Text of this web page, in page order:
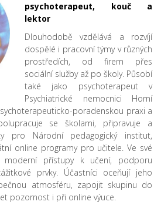
psychoterapeut, kouč a
lektor
Dlouhodobě vzdělává a rozvíjí
dospělé i pracovní týmy v různých
prostředích, od firem přes
sociální služby až po školy. Působí
také jako psychoterapeut v
Psychiatrické nemocnici Horní
poradenskou praxi a
se školami, připravuje a
pro Národní pedagogický institut,
online programy pro učitele. Ve své
moderní přístupy k učení, podporu
prvky. Účastníci oceňují jeho
atmosféru, zapojit skupinu do
pozornost i při online výuce.